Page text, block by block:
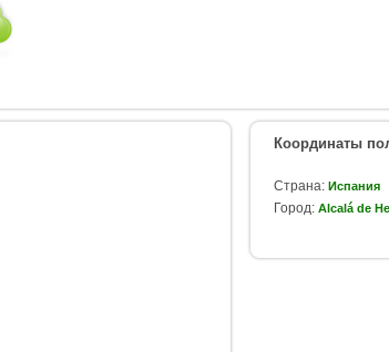
Координаты
Страна: Испания
Город: Alcalá de